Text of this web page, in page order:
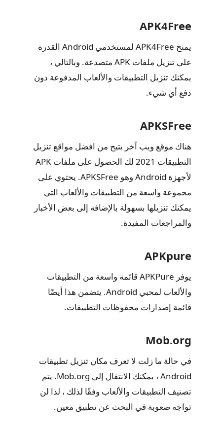
APK4Free
يمنح APK4Free لمستخدمي Android القدرة
على تنزيل ملفات APK متصدعة. وبالتالي ،
يمكنك تنزيل التطبيقات والألعاب المدفوعة دون
دفع أي شيء.
APKSFree
هناك موقع ويب آخر يتيح من افضل مواقع تنزيل
التطبيقات 2021 لك الحصول على ملفات APK
لأجهزة Android وهو APKSFree. يحتوي على
مجموعة واسعة من التطبيقات والألعاب التي
يمكنك تنزيلها بسهولة بالإضافة إلى بعض الأخبار
والمراجعات المفيدة.
APKpure
يوفر APKPure قائمة واسعة من التطبيقات
والألعاب لمحبي Android. يتضمن هذا أيضًا
قائمة إصدارات محفوظات التطبيقات.
Mob.org
في حالة ما زلت لا تعرف مكان تنزيل تطبيقات
Android ، يمكنك الانتقال إلى Mob.org. يتم
تصنيف التطبيقات والألعاب وفقًا لذلك ، لذا لن
تواجه صعوبة في البحث عن تطبيق معين.